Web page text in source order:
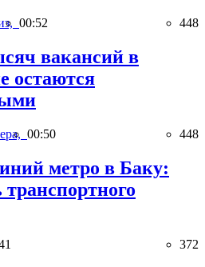
00:52 448
вакансий в
остаются
00:50 448
метро в Баку:
372